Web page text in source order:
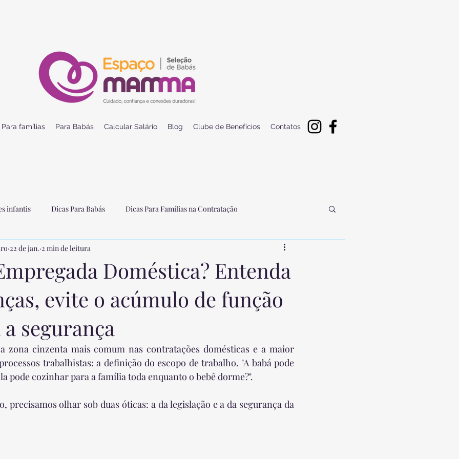
Para famílias Para Babás Calcular Salário Blog Clube de Benefícios Contatos
infantis Dicas Para Babás Dicas Para Famílias na Contratação
com crianças Rotina de Sono
Babás Desenvolvimento Infantil Custos na Contratação da Babá
Doméstica? Entenda
evite o acúmulo de função
segurança
22 de jan. 2 min de leitura
zona cinzenta mais comum nas contratações domésticas e a maior
trabalhistas: a definição do escopo de trabalho. "A babá pode
pode cozinhar para a família toda enquanto o bebê dorme?".
precisamos olhar sob duas óticas: a da legislação e a da segurança da